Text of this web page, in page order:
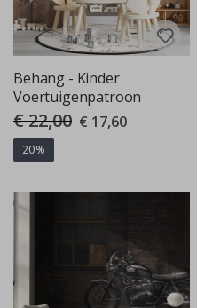
Behang - Kinder
Voertuigenpatroon
€ 22,00 Special
Price
€ 17,60
20%